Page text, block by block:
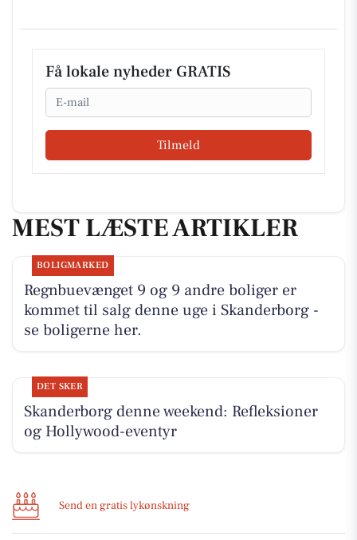
Få lokale nyheder GRATIS
Email
Tilmeld
MEST LÆSTE ARTIKLER
BOLIGMARKED
Regnbuevænget 9 og 9 andre boliger er
kommet til salg denne uge i Skanderborg -
se boligerne her.
DET SKER
Skanderborg denne weekend: Refleksioner
og Hollywood-eventyr
Send en gratis lykønskning